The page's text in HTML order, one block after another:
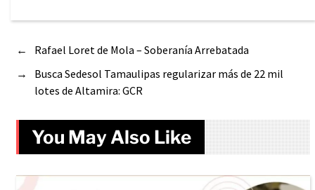
←
Rafael Loret de Mola – Soberanía Arrebatada
→
Busca Sedesol Tamaulipas regularizar más de 22 mil
lotes de Altamira: GCR
You May Also Like